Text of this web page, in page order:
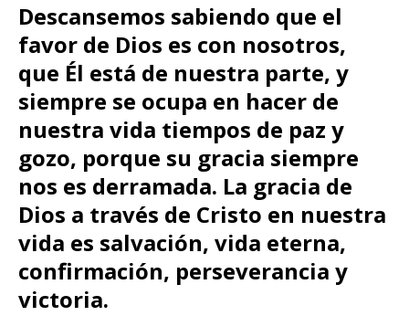
Descansemos sabiendo que el
favor de Dios es con nosotros,
que Él está de nuestra parte, y
siempre se ocupa en hacer de
nuestra vida tiempos de paz y
gozo, porque su gracia siempre
nos es derramada. La gracia de
Dios a través de Cristo en nuestra
vida es salvación, vida eterna,
confirmación, perseverancia y
victoria.